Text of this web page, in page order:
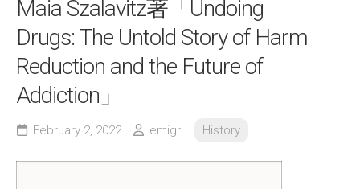
Maia Szalavitz著「Undoing
Drugs: The Untold Story of Harm
Reduction and the Future of
Addiction」
February 2, 2022 emigrl History